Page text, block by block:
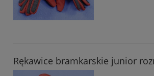
Rękawice bramkarskie junior